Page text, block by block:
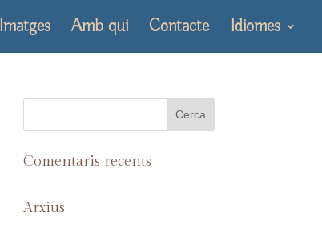
Imatges Amb qui Contacte Idiomes
Comentaris recents
Arxius